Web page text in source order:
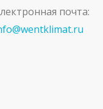
почта: